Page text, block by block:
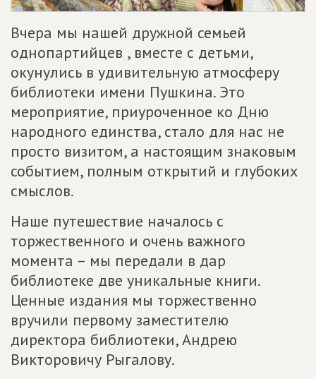
Вчера мы нашей дружной семьей
однопартийцев , вместе с детьми,
окунулись в удивительную атмосферу
библиотеки имени Пушкина. Это
мероприятие, приуроченное ко Дню
народного единства, стало для нас не
просто визитом, а настоящим знаковым
событием, полным открытий и глубоких
смыслов.
Наше путешествие началось с
торжественного и очень важного
момента – мы передали в дар
библиотеке две уникальные книги.
Ценные издания мы торжественно
вручили первому заместителю
директора библиотеки, Андрею
Викторовичу Рыгалову.